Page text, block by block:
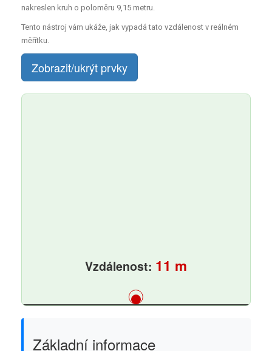
nakreslen kruh o poloměru 9,15 metru.
Tento nástroj vám ukáže, jak vypadá tato vzdálenost v reálném
měřítku.
Zobrazit/ukrýt prvky
Vzdálenost: 11 m
Základní informace